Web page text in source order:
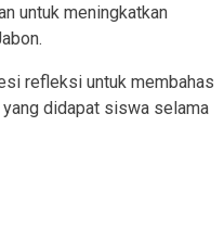
untuk meningkatkan
refleksi untuk membahas
yang didapat siswa selama